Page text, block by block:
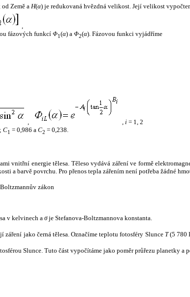
Země a H(α) je redukovaná hvězdná velikost. Její velikost
,
fázových funkcí Φ1(α) a Φ2(α). Fázovou funkci vyjádříme
, , i = 1, 2
C1 = 0,986 a C2 = 0,238.
vnitřní energie tělesa. Těleso vydává záření ve formě
a barvě povrchu. Pro přenos tepla zářením není potřeba žádné
zákon
v kelvinech aσje Stefanova-Boltzmannova konstanta.
jako černá tělesa. Označíme teplotu fotosféry Slunce T(5 780
Slunce. Tuto část vypočítáme jako poměr průřezu planetky